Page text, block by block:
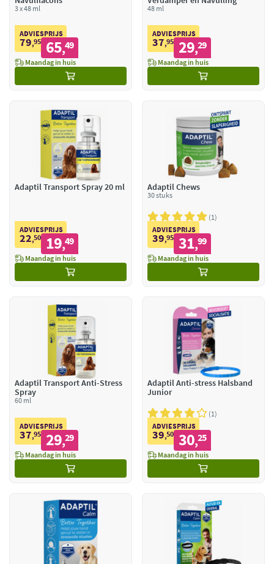
3 x 48 ml
ADVIESPRIJS
79,95 65,49
Maandag in huis
48 ml
ADVIESPRIJS
37,95 29,29
Maandag in huis
Adaptil Transport Spray 20 ml
ADVIESPRIJS
22,50 19,49
Maandag in huis
Adaptil Chews
30 stuks
1
ADVIESPRIJS
39,95 31,99
Maandag in huis
Adaptil Transport Anti-Stress
Spray
60 ml
ADVIESPRIJS
37,95 29,29
Maandag in huis
Adaptil Anti-stress Halsband
Junior
1
ADVIESPRIJS
39,50 30,25
Maandag in huis